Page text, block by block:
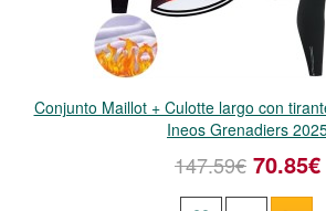
Conjunto Maillot + Culotte largo con
Ineos Grenadiers
147.59€ 70.85€